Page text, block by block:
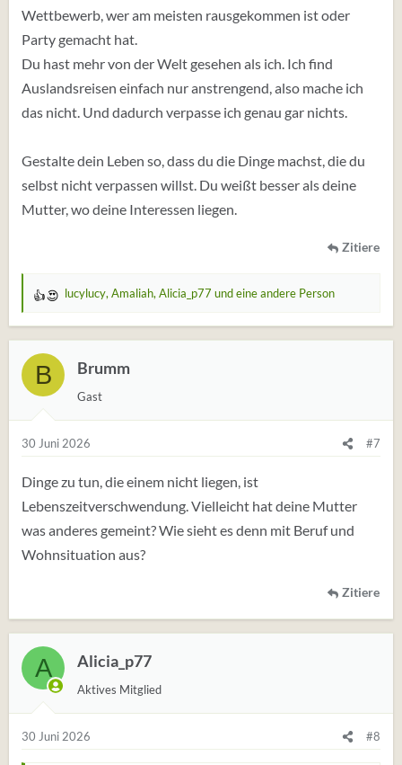
Wettbewerb, wer am meisten rausgekommen ist oder
Party gemacht hat.
Du hast mehr von der Welt gesehen als ich. Ich find
Auslandsreisen einfach nur anstrengend, also mache ich
das nicht. Und dadurch verpasse ich genau gar nichts.
Gestalte dein Leben so, dass du die Dinge machst, die du
selbst nicht verpassen willst. Du weißt besser als deine
Mutter, wo deine Interessen liegen.
Zitiere
W
r
t
u
n
e
n
:
lucylucy, Amaliah, Alicia_p77 und eine andere Person
B Brumm
Gast
30 Juni 2026 #7
Dinge zu tun, die einem nicht liegen, ist
Lebenszeitverschwendung. Vielleicht hat deine Mutter
was anderes gemeint? Wie sieht es denn mit Beruf und
Wohnsituation aus?
Zitiere
A Alicia_p77
Aktives Mitglied
30 Juni 2026 #8